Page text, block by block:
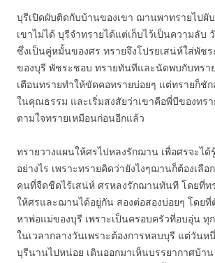
บุรีเปิดผับติดกับบ้านของเขา ฌานพาทรายไปผั
เขาไม่ได้ บุรีจำทรายได้แต่เก็บไว้เป็นความลับ
ซึ่งเป็นคู่หมั้นของศร ทรายจึงโปรยเสน่ห์ใส่พัชร
ของบุรี พัชระชอบ ทรายทันทีและนัดพบกับทรา
เตือนทรายทำให้ขัดคอทรายบ่อยๆ แต่ทรายก็ชั
ในคุณธรรม และเริ่มสงสัยว่าเขาคือพี่บีของทร
ตามใจทรายเหมือนก่อนอีกแล้ว
ทรายวางแผนให้ศรไปหลงรักฌาน เพื่อศรจะได้
อย่างไร เพราะทรายคิดว่ายังไงๆฌานก็ต้องเลือ
คนที่จืดชืดไร้เสน่ห์ ศรหลงรักฌานทันที โดยที่ท
ให้ศรและฌานได้อยู่กัน สองต่อสองบ่อยๆ โดยที่
หาพ่อแม่ของบุรี เพราะเป็นครอบครัวที่อบอุ่น ทุก
ในเวลากลางวันเพราะต้องการหลบบุรี แต่วันห
บุรีนานไปหน่อย เดินออกมาเห็นบรรยากาศบ้า